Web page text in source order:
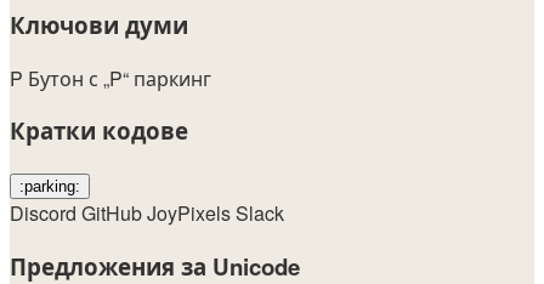
Ключови думи
P Бутон с „P“ паркинг
Кратки кодове
:parking:
Discord GitHubJoyPixelsSlack
Предложения за Unicode